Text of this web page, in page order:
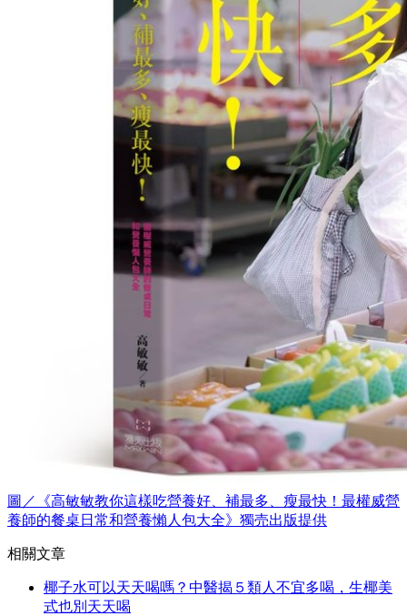
圖／《高敏敏教你這樣吃營養好、補最多、瘦最快！最權威營
養師的餐桌日常和營養懶人包大全》獨売出版提供
相關文章
椰子水可以天天喝嗎？中醫揭５類人不宜多喝，生椰美
式也別天天喝